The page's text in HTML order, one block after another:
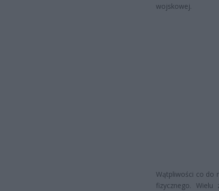
wojskowej.
Wątpliwości co do
fizycznego.